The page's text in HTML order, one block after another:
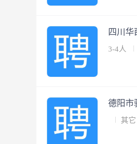
四川华
3-4人
德阳市
其它